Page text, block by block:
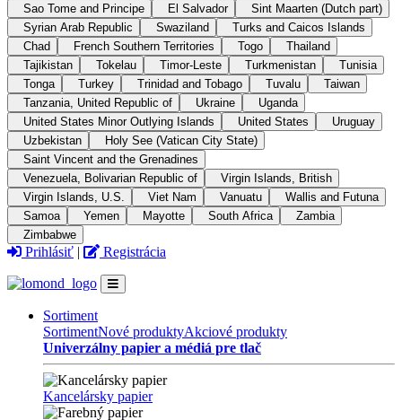
Sao Tome and Principe
El Salvador
Sint Maarten (Dutch part)
Syrian Arab Republic
Swaziland
Turks and Caicos Islands
Chad
French Southern Territories Togo
Thailand
Tajikistan
Tokelau Timor-Leste Turkmenistan
Tunisia
Tonga
Turkey Trinidad and Tobago Tuvalu
Taiwan
Tanzania, United Republic of
Ukraine
Uganda
United States Minor Outlying Islands
United States
Uruguay
Uzbekistan
Holy See (Vatican City State)
Saint Vincent and the Grenadines
Venezuela, Bolivarian Republic of
Virgin Islands, British
Virgin Islands, U.S.
Viet Nam Vanuatu
Wallis and Futuna
Samoa
Yemen Mayotte South Africa
Zambia
Zimbabwe
Prihlásiť | Registrácia
Sortiment
SortimentNové produktyAkciové produkty
Univerzálny papier a médiá pre tlač
Kancelársky papier